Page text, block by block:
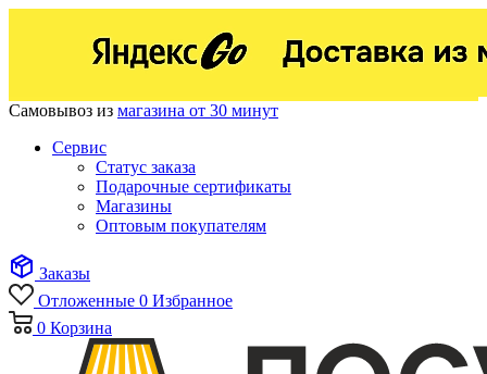
Самовывоз из магазина от 30 минут
Сервис
Статус заказа
Подарочные сертификаты
Магазины
Оптовым покупателям
Заказы
Отложенные 0 Избранное
0 Корзина